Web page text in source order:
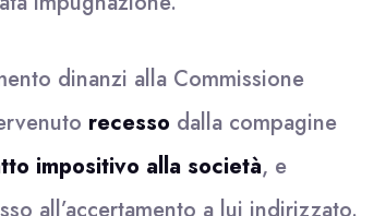
dinanzi alla Commissione
recesso dalla compagine
impositivo alla società, e